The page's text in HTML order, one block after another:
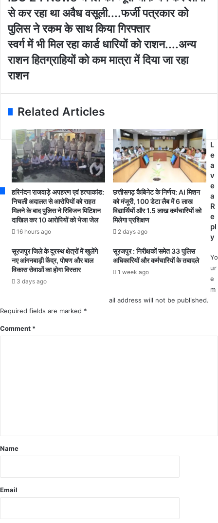
u
r
E
m
a
i
a
d
r
e
s
B
C
2
4
N
e
w
s
ल
का
ब्यू
रो
ची
फ
क
लो
गों
हा
था
ध
सू
का
र
को
लि
स
ने
क
से कर रहा था अवैध वसूली....फर्जी पत्रकार को
पुलिस ने रकम के साथ किया गिरफ्तार
स्व
में
भी
मि
ल
हा
धा
रि
यों
को
रा
अ
न्य
हि
ग्रा
हि
र
न
स्वर्ग में भी मिल रहा कार्ड धारियों को राशन....अन्य
राशन हितग्राहियों को कम मात्रा में दिया जा रहा
राशन
Related Articles
हरिनंदन राजवाड़े अपहरण एवं हत्याकांड:
निचली अदालत से आरोपियों को राहत
मिलने के बाद पुलिस ने रिविजन पिटिशन
दाखिल कर 10 आरोपियों को भेजा जेल
16 hours ago
छत्तीसगढ़ कैबिनेट के निर्णय: AI मिशन
को मंजूरी, 100 डेटा लैब में 6 लाख
विद्यार्थियों और 1.5 लाख कर्मचारियों को
मिलेगा प्रशिक्षण
2 days ago
सूरजपुर जिले के दूरस्थ क्षेत्रों में खुलेंगे
नए आंगनबाड़ी केंद्र, पोषण और बाल
विकास सेवाओं का होगा विस्तार
3 days ago
सूरजपुर : निरीक्षकों समेत 33 पुलिस
अधिकारियों और कर्मचारियों के तबादले
1 week ago
L
e
a
v
e
a
R
e
pl
y
Yo
ur
e
m
ail address will not be published.
Required fields are marked *
Comment *
Name
Email